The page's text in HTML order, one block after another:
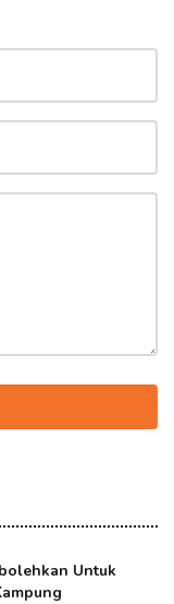
Untuk